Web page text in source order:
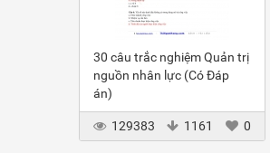
30 câu trắc nghiệm Quản trị
nguồn nhân lực (Có Đáp
án)
129383 1161 0